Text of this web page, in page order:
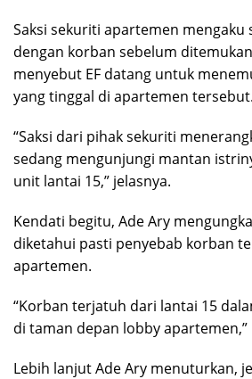
Saksi sekuriti apartemen
dengan korban sebelum
menyebut EF datang untuk
yang tinggal di apartemen tersebut.
“Saksi dari pihak sekuriti
sedang mengunjungi mantan
unit lantai 15,” jelasnya.
Kendati begitu, Ade Ary
diketahui pasti penyebab korban
apartemen.
“Korban terjatuh dari lantai 15
di taman depan lobby apartemen,”
Lebih lanjut Ade Ary menuturkan,